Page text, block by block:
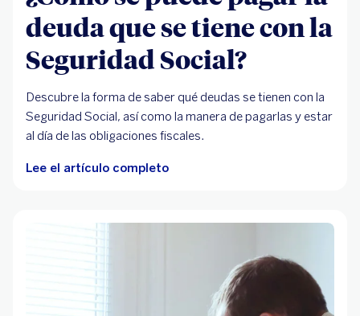
deuda que se tiene con la
Seguridad Social?
Descubre la forma de saber qué deudas se tienen con la
Seguridad Social, así como la manera de pagarlas y estar
al día de las obligaciones fiscales.
Lee el artículo completo